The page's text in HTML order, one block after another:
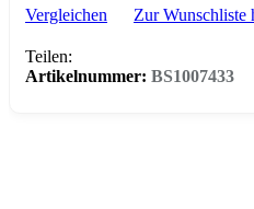
Vergleichen Zur Wunschliste
Teilen:
Artikelnummer: BS1007433